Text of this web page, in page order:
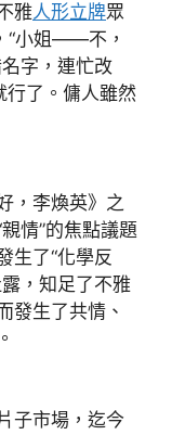
雅人形立牌眾
“小姐——不，
字，連忙改
行了。傭人雖然
李煥英》之
情”的焦點議題
生了“化學反
，知足了不雅
發生了共情、
子市場，迄今